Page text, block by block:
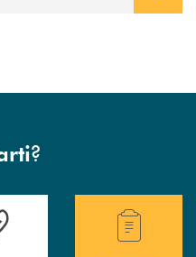
?
della Cassa Rurale.
di assistenza immediata?
Hai bisogno di